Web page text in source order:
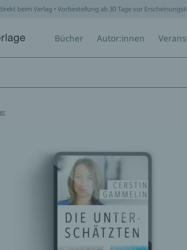
beim Verlag • Vorbestellung ab 30 Tage vor
Bücher Autor:innen